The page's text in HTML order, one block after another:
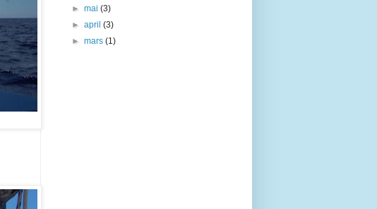
►mai(3)
►april(3)
►mars(1)